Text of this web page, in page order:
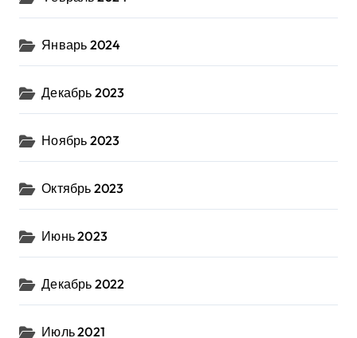
Январь 2024
Декабрь 2023
Ноябрь 2023
Октябрь 2023
Июнь 2023
Декабрь 2022
Июль 2021